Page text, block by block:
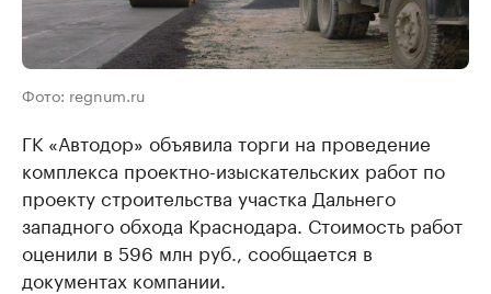
Фото: regnum.ru
ГК «Автодор» объявила торги на проведение
комплекса проектно-изыскательских работ по
проекту строительства участка Дальнего
западного обхода Краснодара. Стоимость работ
оценили в 596 млн руб., сообщается в
документах компании.